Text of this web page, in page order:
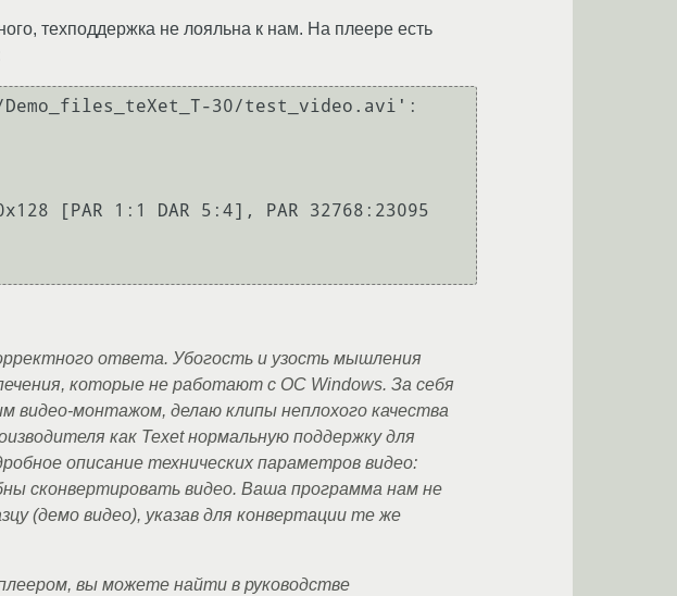
техподдержка не лояльна к нам. На плеере есть
30/test_video.avi':
ответа. Убогость и узость мышления
которые не работают с ОС Windows. За себя
видео-монтажом, делаю клипы неплохого качества
как Texet нормальную поддержку для
описание технических параметров видео:
сконвертировать видео. Ваша программа нам не
(демо видео), указав для конвертации те же
вы можете найти в руководстве